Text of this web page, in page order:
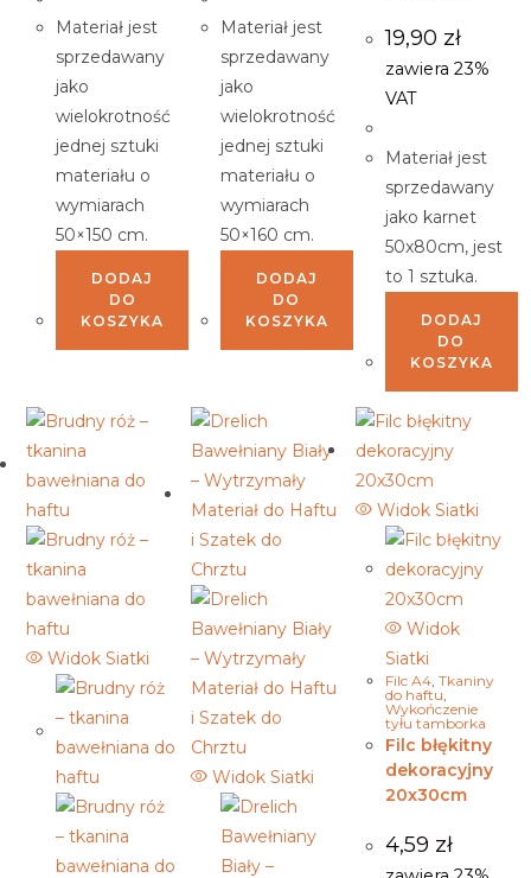
Materiał jest
sprzedawany
jako
wielokrotność
jednej sztuki
materiału o
wymiarach
50×150 cm.
DODAJ
DO
KOSZYKA
Materiał jest
sprzedawany
jako
wielokrotność
jednej sztuki
materiału o
wymiarach
50×160 cm.
DODAJ
DO
KOSZYKA
19,90 zł
zawiera 23%
VAT
Materiał jest
sprzedawany
jako karnet
50x80cm, jest
to 1 sztuka.
DODAJ
DO
KOSZYKA
Widok Siatki
Widok Siatki
Widok Siatki
Widok
Siatki
Filc A4, Tkaniny
do haftu
Wykończenie
tyłu tamborka
Filc błękitny
dekoracyjny
20x30cm
4,59 zł